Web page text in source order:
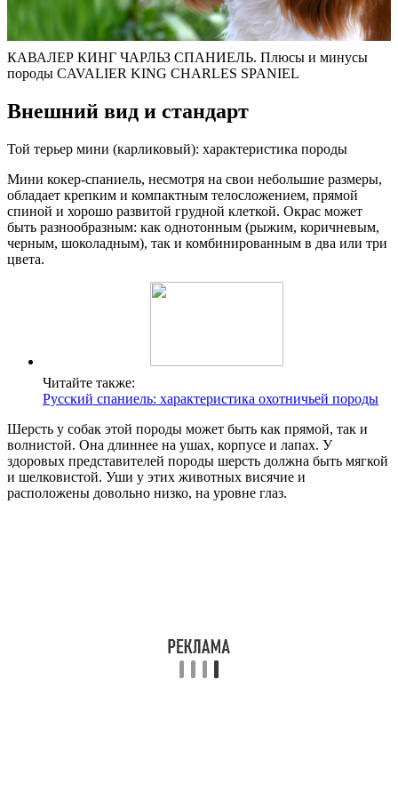
КАВАЛЕР КИНГ ЧАРЛЬЗ СПАНИЕЛЬ. Плюсы и минусы
породы CAVALIER KING CHARLES SPANIEL
Внешний вид и стандарт
Той терьер мини (карликовый): характеристика породы
Мини кокер-спаниель, несмотря на свои небольшие размеры,
обладает крепким и компактным телосложением, прямой
спиной и хорошо развитой грудной клеткой. Окрас может
быть разнообразным: как однотонным (рыжим, коричневым,
черным, шоколадным), так и комбинированным в два или три
цвета.
Читайте также:
Русский спаниель: характеристика охотничьей породы
Шерсть у собак этой породы может быть как прямой, так и
волнистой. Она длиннее на ушах, корпусе и лапах. У
здоровых представителей породы шерсть должна быть мягкой
и шелковистой. Уши у этих животных висячие и
расположены довольно низко, на уровне глаз.